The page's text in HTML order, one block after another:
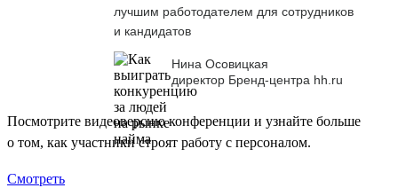
лучшим работодателем для сотрудников
и кандидатов
Нина Осовицкая
директор Бренд-центра hh.ru
Посмотрите видеоверсию конференции и узнайте больше
о том, как участники строят работу с персоналом.
Смотреть